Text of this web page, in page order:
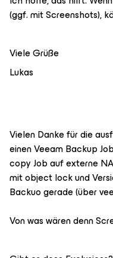
(ggf. mit Screenshots),
Viele Grüße
Lukas
Vielen Danke für die
einen Veeam Backup
copy Job auf externe
mit object lock und
Backuo gerade (über
Von was wären denn